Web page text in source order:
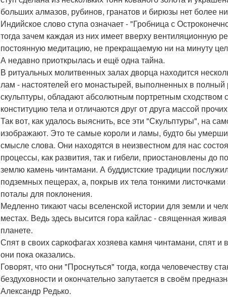
больших алмазов, рубинов, гранатов и бирюзы нет более
Индийское слово ступа означает - "Гробница с
тогда зачем каждая из них имеет вверху вентиляционную
постоянную медитацию, не прекращаемую ни на минуту
А недавно приоткрылась и ещё одна тайна.
В ритуальных молитвенных залах дворца находится
лам - настоятелей его монастырей, выполненных в полный
скульптуры, обладают абсолютным портретным
конституцию тела и отличаются друг от друга массой
Так вот, как удалось выяснить, все эти "Скульптуры", на
изображают. Это те самые короли и ламы, будто бы
смысле слова. Они находятся в неизвестном для нас
процессы, как развития, так и гибели, приостановлены до
землю камень чинтамани. А буддистские традиции
подземных пещерах, а, покрыв их тела тонкими
поталы для поклонения.
Медленно тикают часы вселенской истории для земли и
местах. Ведь здесь высится гора кайлас - священная
планете.
Спят в своих саркофагах хозяева камня чинтамани, спят
они пока оказались.
Говорят, что они "Проснуться" тогда, когда человечеству
бездуховности и окончательно запутается в своём
Александр Редько.